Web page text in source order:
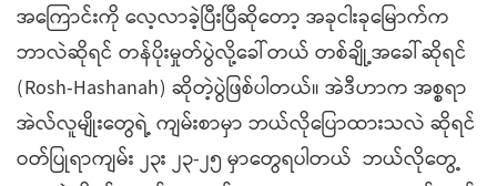
အကြောင်းကို လေ့လာခဲ့ပြီးပြီဆိုတော့ အခုငါးခုမြောက်က
ဘာလဲဆိုရင် တန်ပိုးမှုတ်ပွဲလို့ခေါ်တယ် တစ်ချို့အခေါ်ဆိုရင်
(Rosh-Hashanah) ဆိုတဲ့ပွဲဖြစ်ပါတယ်။ အဲဒီဟာက အစ္စရာ
အဲလ်လူမျိုးတွေရဲ့ ကျမ်းစာမှာ ဘယ်လိုပြောထားသလဲ ဆိုရင်
ဝတ်ပြုရာကျမ်း ၂၃း ၂၃-၂၅ မှာတွေရပါတယ် ဘယ်လိုတွေ့